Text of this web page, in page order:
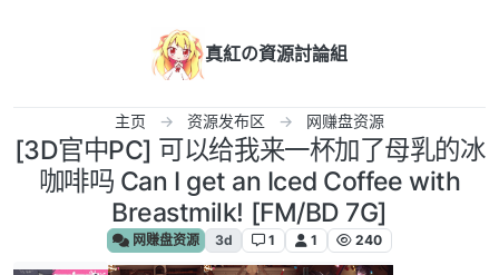
真紅の資源討論組
主页 资源发布区 网赚盘资源
[3D官中PC] 可以给我来一杯加了母乳的冰
咖啡吗 Can I get an Iced Coffee with
Breastmilk! [FM/BD 7G]
网赚盘资源 3d 1 1 240